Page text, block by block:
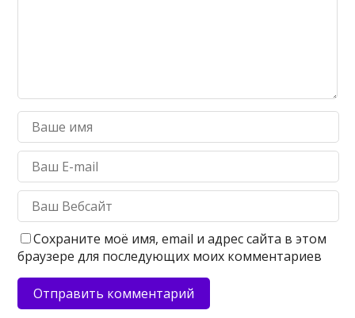
Сохраните моё имя, email и адрес сайта в этом
браузере для последующих моих комментариев